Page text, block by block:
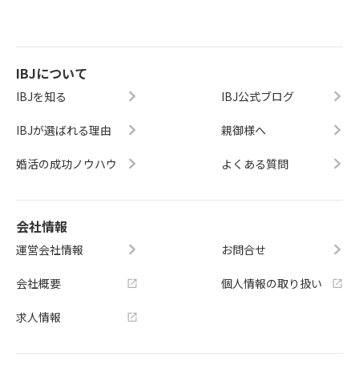
IBJについて
IBJを知る
IBJが選ばれる理由
婚活の成功ノウハウ
IBJ公式ブログ
親御様へ
よくある質問
会社情報
運営会社情報
会社概要
求人情報
お問合せ
個人情報の取り扱い